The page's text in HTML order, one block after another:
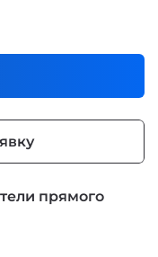
прямого